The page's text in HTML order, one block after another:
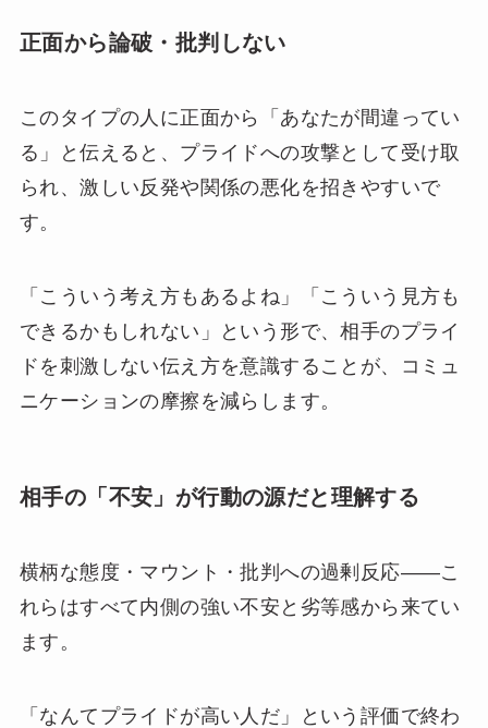
正面から論破・批判しない
このタイプの人に正面から「あなたが間違ってい
る」と伝えると、プライドへの攻撃として受け取
られ、激しい反発や関係の悪化を招きやすいで
す。
「こういう考え方もあるよね」「こういう見方も
できるかもしれない」という形で、相手のプライ
ドを刺激しない伝え方を意識することが、コミュ
ニケーションの摩擦を減らします。
相手の「不安」が行動の源だと理解する
横柄な態度・マウント・批判への過剰反応——こ
れらはすべて内側の強い不安と劣等感から来てい
ます。
「なんてプライドが高い人だ」という評価で終わ